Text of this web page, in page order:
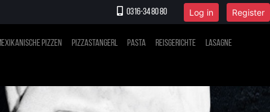
0316-34 80 80 Log in Register
Pizzen Pizzastangerl Pasta Reisgerichte Lasagne